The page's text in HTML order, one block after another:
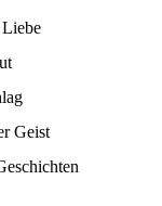
Geist